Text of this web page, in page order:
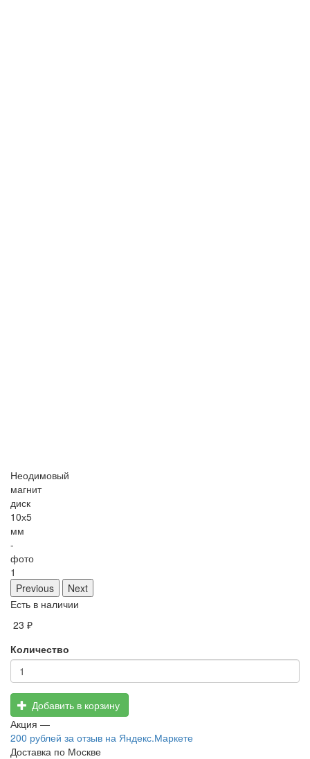
Неодимовый
магнит
диск
10х5
мм
-
фото
1
Previous
Next
Есть в наличии
23 ₽
Количество
Добавить в корзину
Акция —
200 рублей за отзыв на Яндекс.Маркете
Доставка по Москве